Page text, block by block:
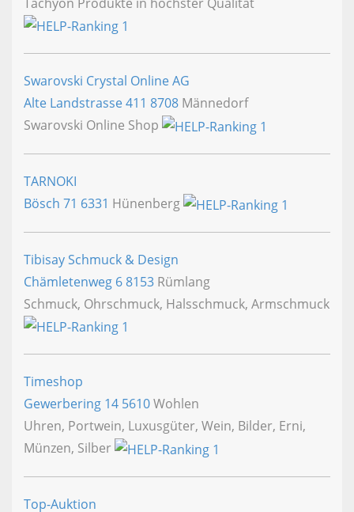
Swarovski Crystal Online AG
Alte Landstrasse 411 8708 Männedorf
Swarovski Online Shop
TARNOKI
Bösch 71 6331 Hünenberg
Tibisay Schmuck & Design
Chämletenweg 68153 Rümlang
Schmuck, Ohrschmuck, Halsschmuck, Armschmuck
Timeshop
Gewerbering 14 5610Wohlen
Uhren, Portwein, Luxusgüter, Wein, Bilder, Erni,
Münzen, Silber
Top-Auktion